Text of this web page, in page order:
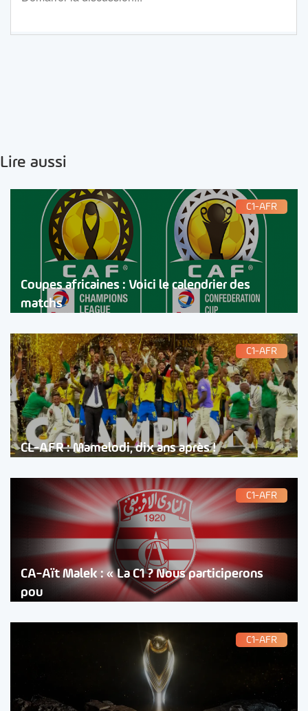
Lire aussi
C1-AFR
Coupes africaines : Voici le calendrier des
matchs
C1-AFR
CL-AFR : Mamelodi, dix ans après !
C1-AFR
CA-Aït Malek : « La C1 ? Nous participerons
pou
C1-AFR